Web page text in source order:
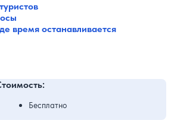
время останавливается
Бесплатно